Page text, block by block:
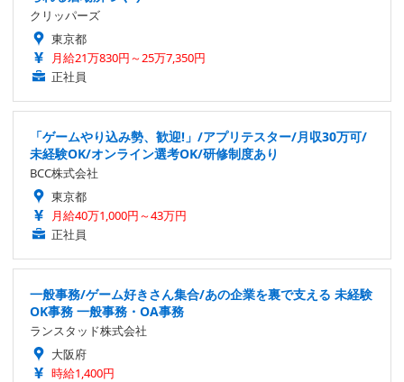
クリッパーズ
東京都
月給21万830円～25万7,350円
正社員
「ゲームやり込み勢、歓迎!」/アプリテスター/月収30万可/
未経験OK/オンライン選考OK/研修制度あり
BCC株式会社
東京都
月給40万1,000円～43万円
正社員
一般事務/ゲーム好きさん集合/あの企業を裏で支える 未経験
OK事務 一般事務・OA事務
ランスタッド株式会社
大阪府
時給1,400円